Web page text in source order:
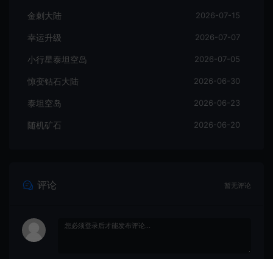
金刺大陆 2026-07-15
幸运升级 2026-07-07
小行星泰坦空岛 2026-07-05
惊变钻石大陆 2026-06-30
泰坦空岛 2026-06-23
随机矿石 2026-06-20
评论 暂无评论